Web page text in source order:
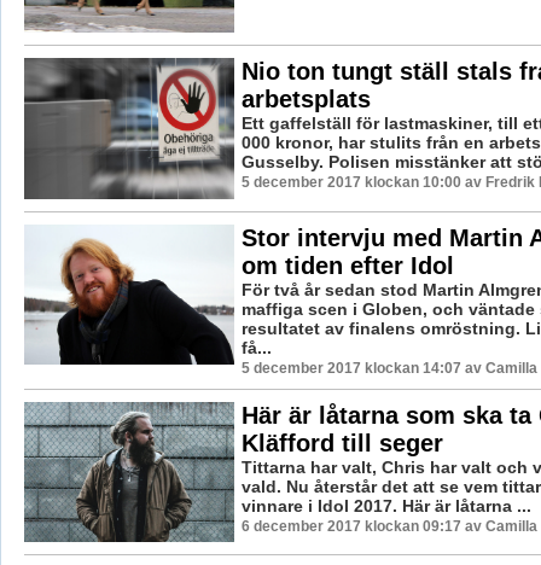
Nio ton tungt ställ stals
arbetsplats
Ett gaffelställ för lastmaskiner, till
000 kronor, har stulits från en
Gusselby. Polisen misstänker att
5 december 2017 klockan 10:00 av Fredrik
Stor intervju med Martin
om tiden efter Idol
För två år sedan stod Martin
maffiga scen i Globen, och väntade
resultatet av finalens omröstning.
få...
5 december 2017 klockan 14:07 av Camilla
Här är låtarna som ska ta
Kläfford till seger
Tittarna har valt, Chris har valt och
vald. Nu återstår det att se vem
vinnare i Idol 2017. Här är låtarna ...
6 december 2017 klockan 09:17 av Camilla